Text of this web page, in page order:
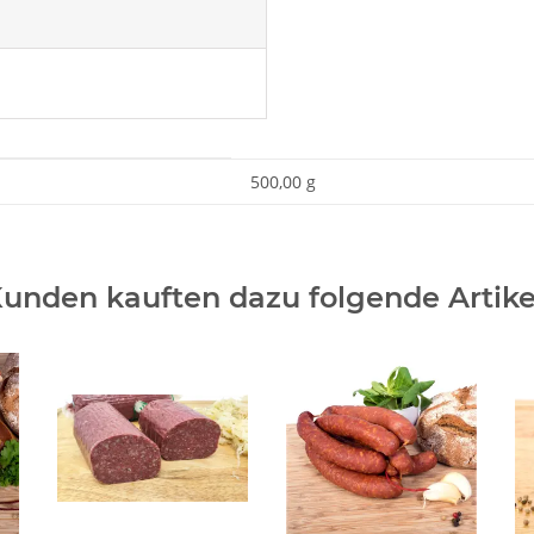
500,00 g
kauften dazu folgende